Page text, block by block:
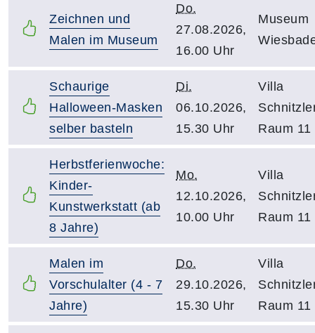
Zeichnen und
Malen im Museum
Do.
27.08.2026,
16.00 Uhr
Museum
Schaurige
Halloween-Masken
selber basteln
Di.
06.10.2026,
15.30 Uhr
Villa
Raum 11
Herbstferienwoche:
Kinder-
Kunstwerkstatt (ab
8 Jahre)
Mo.
12.10.2026,
10.00 Uhr
Villa
Raum 11
Malen im
Vorschulalter (4 - 7
Jahre)
Do.
29.10.2026,
15.30 Uhr
Villa
Raum 11